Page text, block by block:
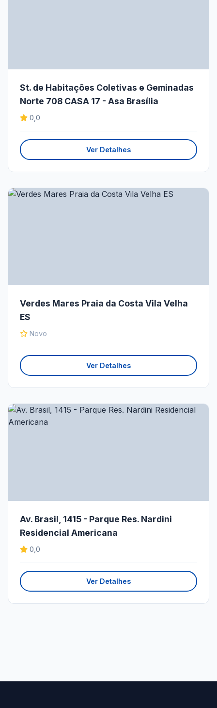
St. de Habitações Coletivas e Geminadas
Norte 708 CASA 17 - Asa Brasília
0,0
Ver Detalhes
Verdes Mares Praia da Costa Vila Velha
ES
Novo
Ver Detalhes
Av. Brasil, 1415 - Parque Res. Nardini
Residencial Americana
0,0
Ver Detalhes